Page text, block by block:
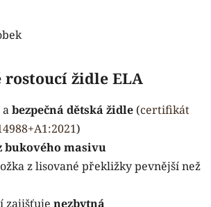
rostoucí židle ELA
bezpečná dětská židle (certifikát
)
bukového masivu
z lisované překližky pevnější než
zajišťuje nezbytná